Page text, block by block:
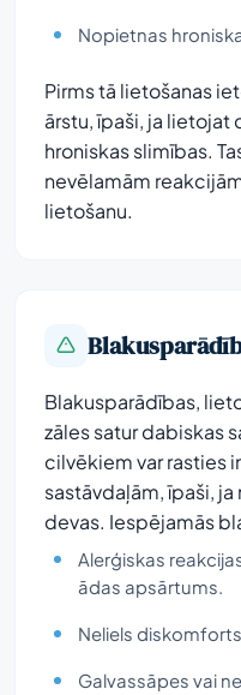
Nopietnas
Pirms tā lietošanas
ārstu, īpaši, ja lietojat
hroniskas slimības.
nevēlamām
lietošanu.
Blakusparādības,
zāles satur dabiskas
cilvēkiem var rasties
sastāvdaļām, īpaši,
devas. Iespējamās
Alerģiskas
ādas apsārtums.
Neliels
Galvassāpes vai